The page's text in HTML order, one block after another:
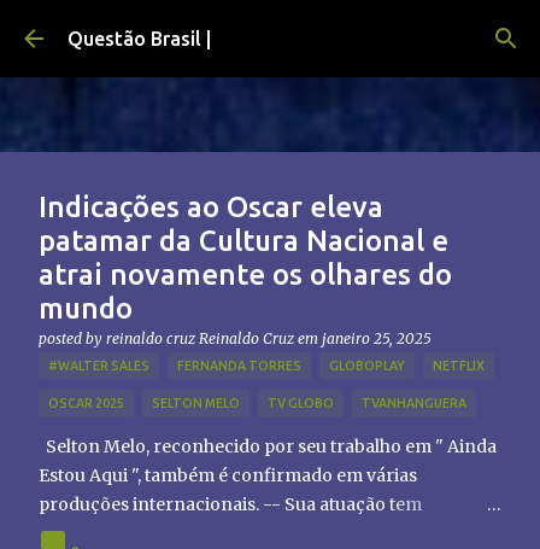
Pular para o conteúdo principal
Questão Brasil |
Indicações ao Oscar eleva
patamar da Cultura Nacional e
atrai novamente os olhares do
mundo
posted by reinaldo cruz Reinaldo Cruz em janeiro 25, 2025
#WALTER SALES FERNANDA TORRES GLOBOPLAY NETFLIX
OSCAR 2025 SELTON MELO TV GLOBO TVANHANGUERA
Selton Melo, reconhecido por seu trabalho em " Ainda
Estou Aqui ", também é confirmado em várias
produções internacionais. -- Sua atuação tem
chamado atenção de diretores e produtores fora do